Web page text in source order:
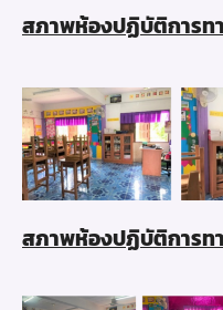
สภาพห้องปฏิบัติการ
สภาพห้องปฏิบัติการ